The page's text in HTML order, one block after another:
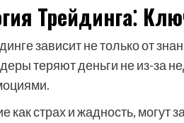
Трейдинга⁚
зависит не только от
теряют деньги не из-за
как страх и жадность,